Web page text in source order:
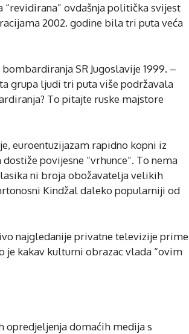
ovdašnja politička svijest
2002. godine bila tri puta veća
SR Jugoslavije 1999. –
grupa ljudi tri puta više podržavala
To pitajte ruske majstore
euroentuzijazam rapidno kopni iz
povijesne “vrhunce”. To nema
ni broja obožavatelja velikih
Kindžal daleko popularniji od
najgledanije privatne televizije prime
je kakav kulturni obrazac vlada “ovim
domaćih medija s